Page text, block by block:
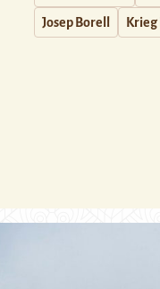
Josep Borell